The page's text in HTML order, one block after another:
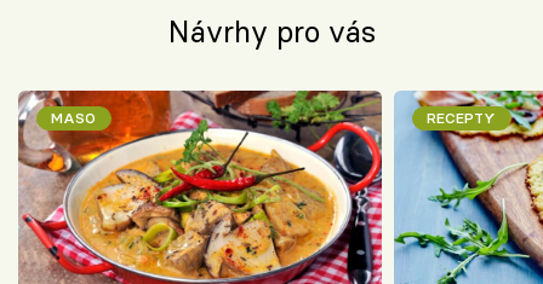
Návrhy pro vás
MASO RECEPTY